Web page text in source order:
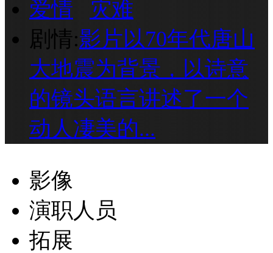
爱情
灾难
剧情:影片以70年代唐山
大地震为背景，以诗意
的镜头语言讲述了一个
动人凄美的...
影像
演职人员
拓展